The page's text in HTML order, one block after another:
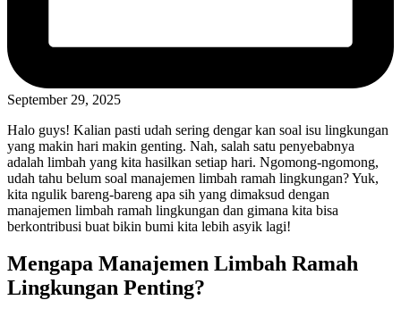
September 29, 2025
Halo guys! Kalian pasti udah sering dengar kan soal isu lingkungan
yang makin hari makin genting. Nah, salah satu penyebabnya
adalah limbah yang kita hasilkan setiap hari. Ngomong-ngomong,
udah tahu belum soal manajemen limbah ramah lingkungan? Yuk,
kita ngulik bareng-bareng apa sih yang dimaksud dengan
manajemen limbah ramah lingkungan dan gimana kita bisa
berkontribusi buat bikin bumi kita lebih asyik lagi!
Mengapa Manajemen Limbah Ramah
Lingkungan Penting?